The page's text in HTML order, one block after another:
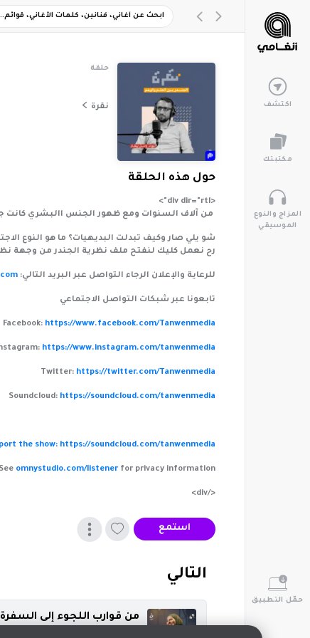
اكتشف
مكتبتك
المزاج والنوع
الموسيقي
حمّل التطبيق
حلقة
نقرة
حول هذه الحلقة
<div dir="rtl">
من آلاف السنوات ومع ظهور الجنس االبشري كانت
شو يلي صار وكيف تبدلت البديهيات؟ ما هو النوع
رح نعمل كليك لنفتح ملف نظرية الجندر من وجهة
للرعاية والإعلان الرجاء التواصل عبر البريد التالي:
تابعونا عبر شبكات التواصل الاجتماعي
Facebook: https://www.facebook.com/Tanwenmedia
https://www.instagram.com/tanwenmedia
Twitter: https://twitter.com/Tanwenmedia
Soundcloud: https://soundcloud.com/tanwenmedia
the show: https://soundcloud.com/tanwenmedia
See omnystudio.com/listenerfor privacy information.
</div>
استمع
‏التالي
من قوارب اللجوء إلى